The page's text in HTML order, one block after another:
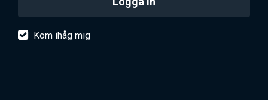
Kom ihåg mig